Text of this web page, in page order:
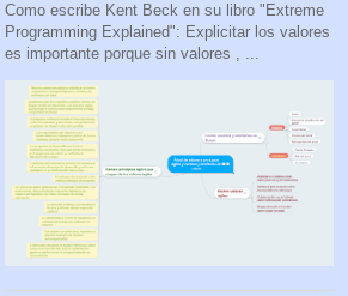
Como escribe Kent Beck en su libro "Extreme
Programming Explained": Explicitar los valores
es importante porque sin valores , ...